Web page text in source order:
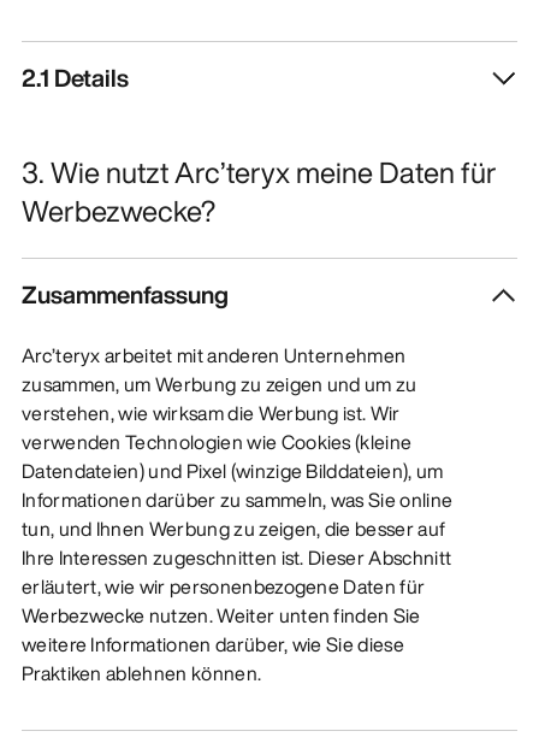
2.1 Details
3. Wie nutzt Arc’teryx meine Daten für
Werbezwecke?
Zusammenfassung
Arc’teryx arbeitet mit anderen Unternehmen
zusammen, um Werbung zu zeigen und um zu
verstehen, wie wirksam die Werbung ist. Wir
verwenden Technologien wie Cookies (kleine
Datendateien) und Pixel (winzige Bilddateien), um
Informationen darüber zu sammeln, was Sie online
tun, und Ihnen Werbung zu zeigen, die besser auf
Ihre Interessen zugeschnitten ist. Dieser Abschnitt
erläutert, wie wir personenbezogene Daten für
Werbezwecke nutzen. Weiter unten finden Sie
weitere Informationen darüber, wie Sie diese
Praktiken ablehnen können.